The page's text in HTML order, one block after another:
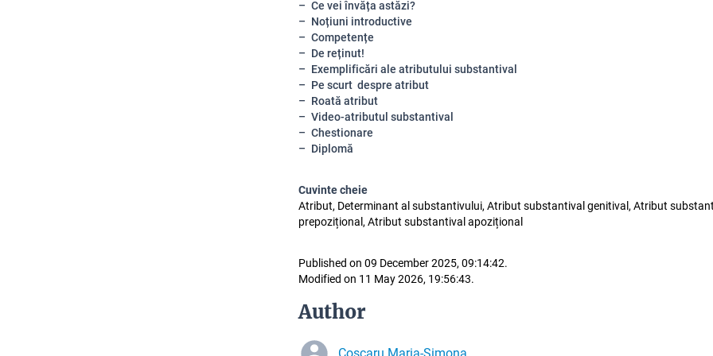
Ce vei învăța astăzi?
Noțiuni introductive
Competențe
De reținut!
Exemplificări ale atributului substantival
Pe scurt despre atribut
Roată atribut
Video-atributul substantival
Chestionare
Diplomă
Cuvinte cheie
Atribut, Determinant al substantivului, Atribut substantival genitival, Atribut
prepozițional, Atribut substantival apozițional
Published on 09 December 2025, 09:14:42.
Modified on 11 May 2026, 19:56:43.
Author